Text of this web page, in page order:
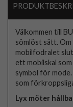
Välkommen till
sömlöst sätt.
mobilfodralet
ett mobilskal
symbol för
som
Lyx möter